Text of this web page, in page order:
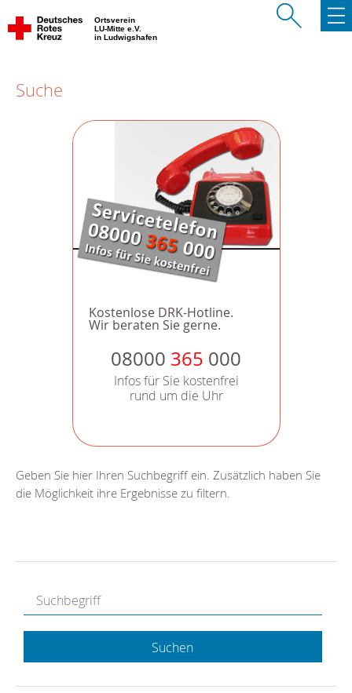
Ortsverein
LU-Mitte e.V.
in Ludwigshafen
Suche
Kostenlose DRK-Hotline.
Wir beraten Sie gerne.
08000 365 000
Infos für Sie kostenfrei
rund um die Uhr
Geben Sie hier Ihren Suchbegriff ein. Zusätzlich haben Sie
die Möglichkeit ihre Ergebnisse zu filtern.
Suchen